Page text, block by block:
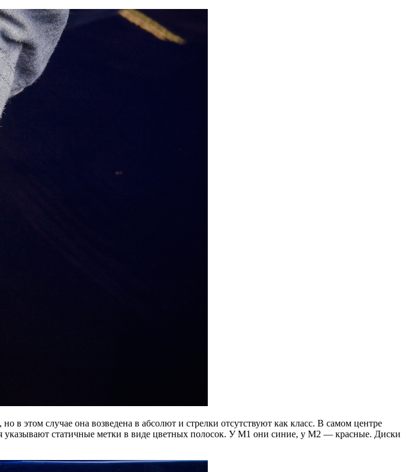
в этом случае она возведена в абсолют и стрелки отсутствуют как класс. В самом центре
указывают статичные метки в виде цветных полосок. У M1 они синие, у М2 — красные. Диски